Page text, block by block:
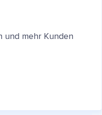
und mehr Kunden